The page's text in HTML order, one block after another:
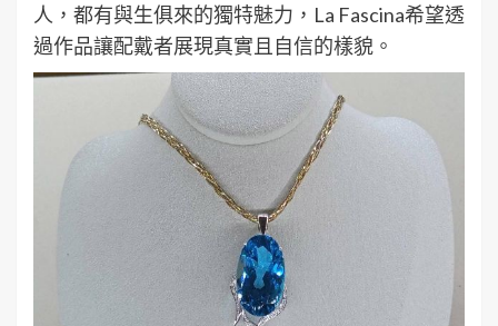
人，都有與生俱來的獨特魅力，La Fascina希望透
過作品讓配戴者展現真實且自信的樣貌。